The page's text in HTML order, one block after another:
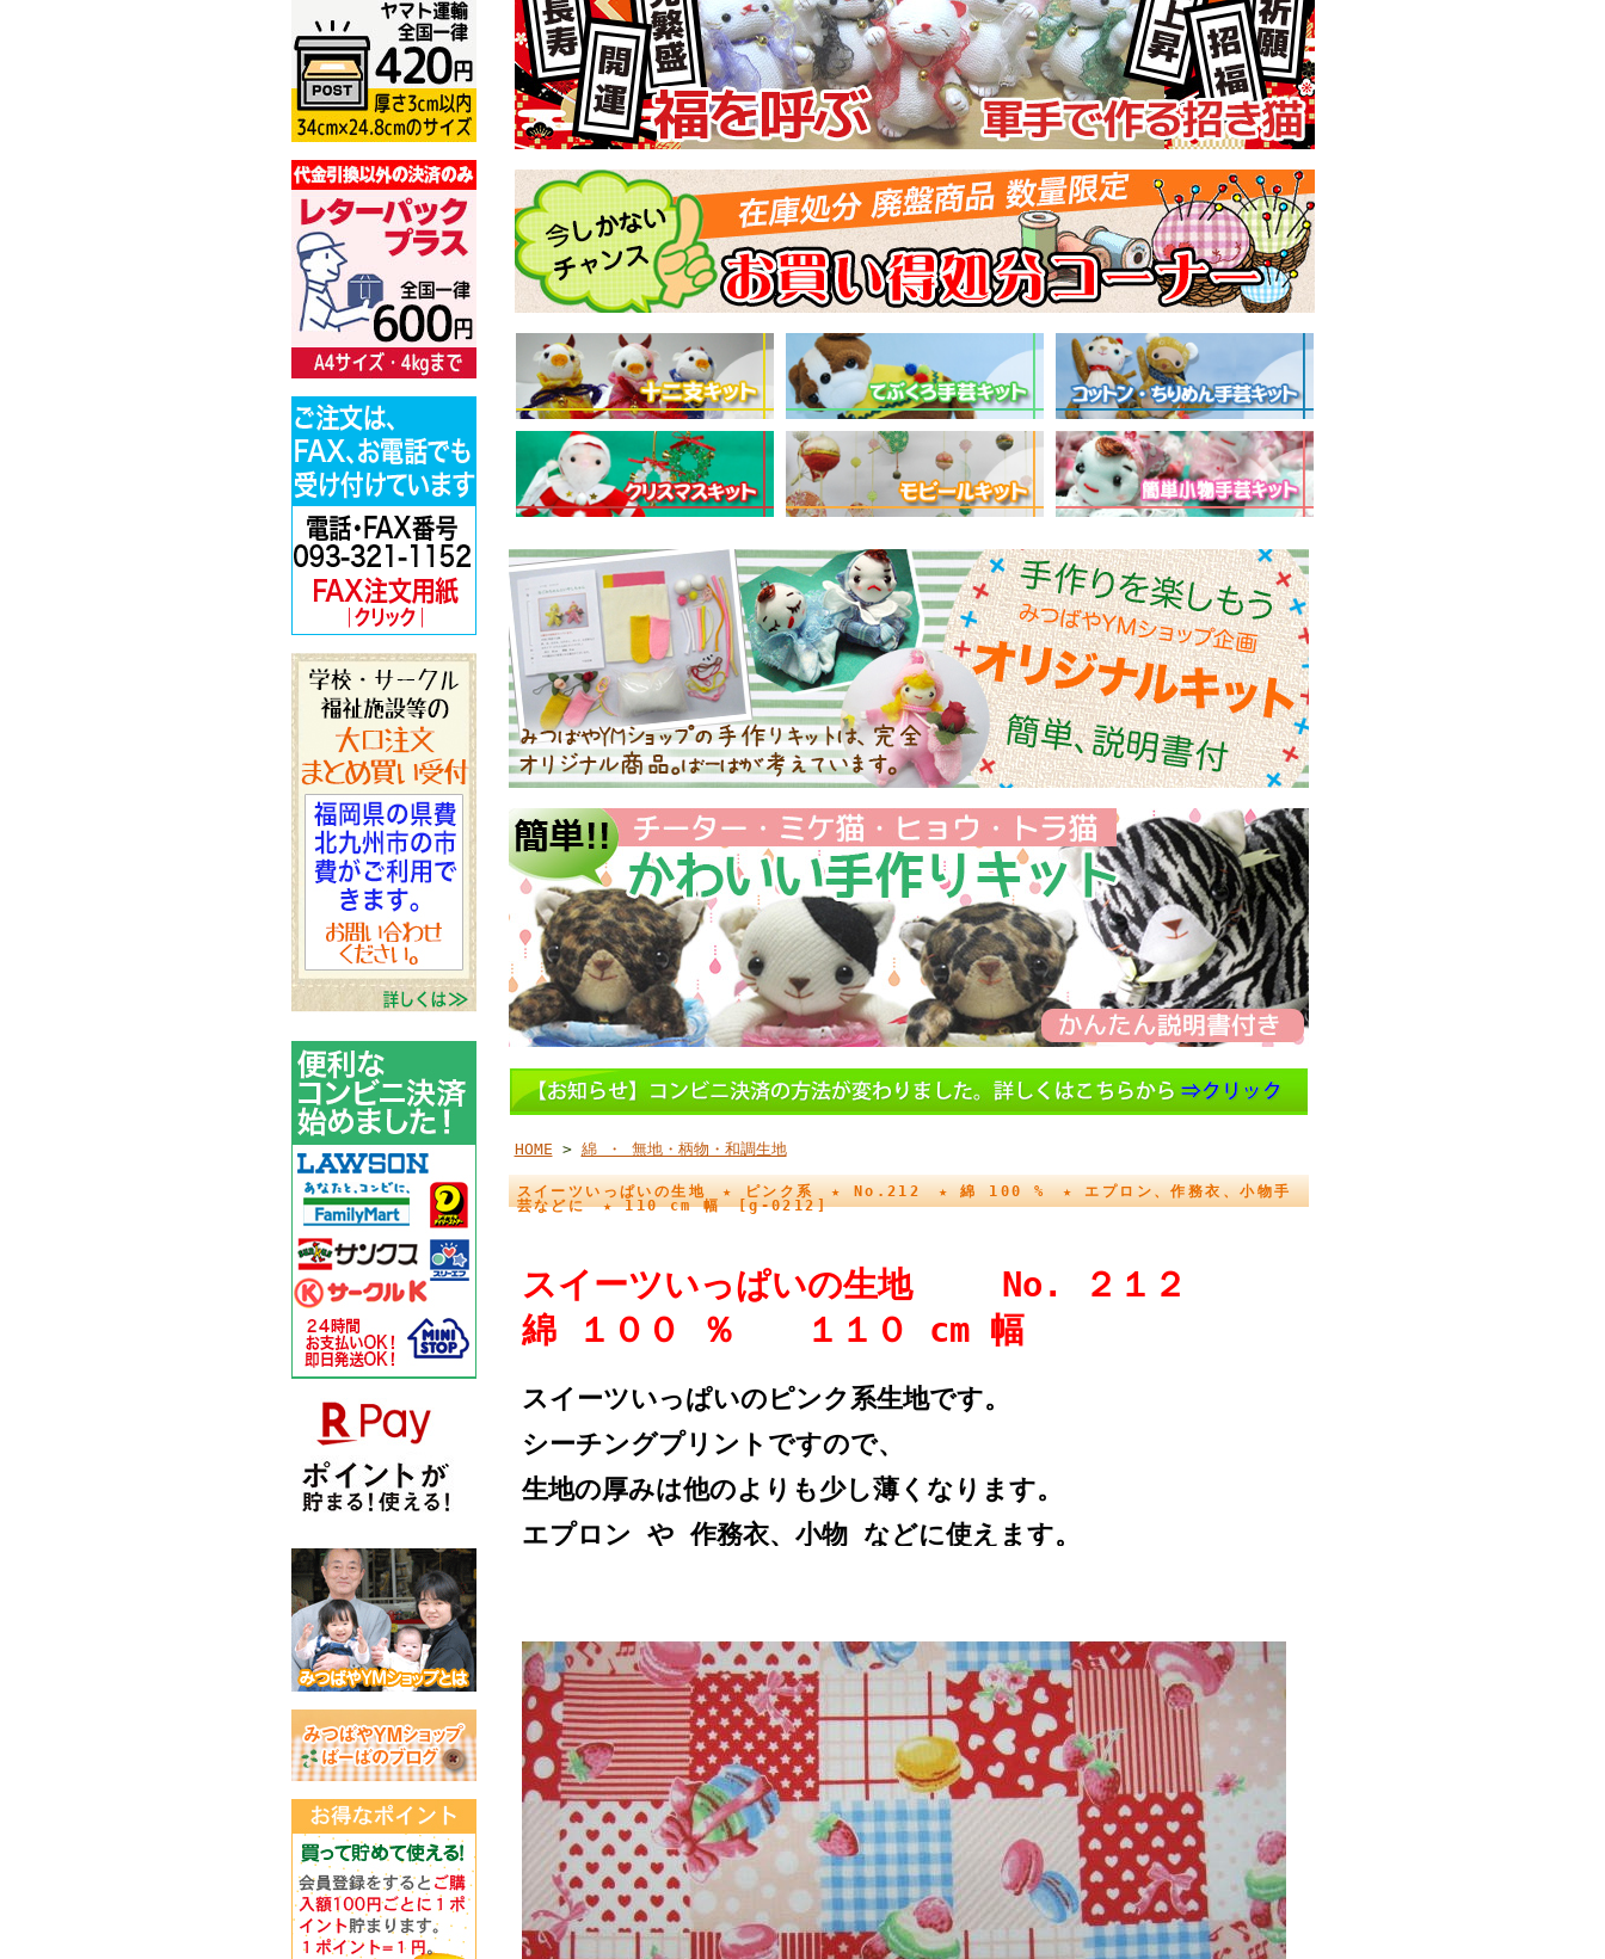
HOME > 綿 ・ 無地・柄物・和調生地
スイーツいっぱいの生地 ★ ピンク系 ★ No.212 ★ 綿 100 % ★ エプロン、作務衣、小物手
芸などに ★ 110 cm 幅 [g-0212]
スイーツいっぱいの生地 No. ２１２
綿 １００ ％ １１０ cm 幅
スイーツいっぱいのピンク系生地です。
シーチングプリントですので、
生地の厚みは他のよりも少し薄くなります。
エプロン や 作務衣、小物 などに使えます。